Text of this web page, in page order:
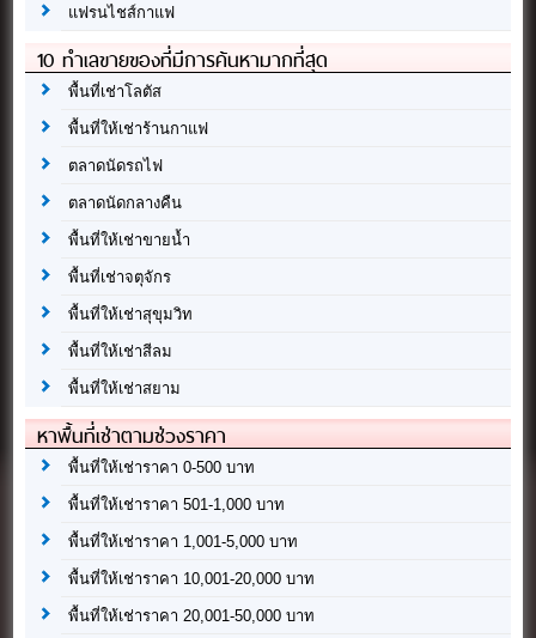
แฟรนไชส์กาแฟ
10 ทำเลขายของที่มีการค้นหามากที่สุด
พื้นที่เช่าโลตัส
พื้นที่ให้เช่าร้านกาแฟ
ตลาดนัดรถไฟ
ตลาดนัดกลางคืน
พื้นที่ให้เช่าขายน้ำ
พื้นที่เช่าจตุจักร
พื้นที่ให้เช่าสุขุมวิท
พื้นที่ให้เช่าสีลม
พื้นที่ให้เช่าสยาม
หาพื้นที่เช่าตามช่วงราคา
พื้นที่ให้เช่าราคา 0-500 บาท
พื้นที่ให้เช่าราคา 501-1,000 บาท
พื้นที่ให้เช่าราคา 1,001-5,000 บาท
พื้นที่ให้เช่าราคา 10,001-20,000 บาท
พื้นที่ให้เช่าราคา 20,001-50,000 บาท